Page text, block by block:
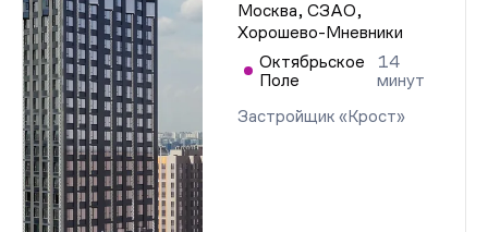
Москва, СЗАО,
Хорошево-Мневники
Октябрьское
Поле
14
минут
Застройщик «Крост»